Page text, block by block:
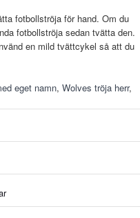
fotbollströja för hand. Om du
fotbollströja sedan tvätta den.
en mild tvättcykel så att du
eget namn, Wolves tröja herr,